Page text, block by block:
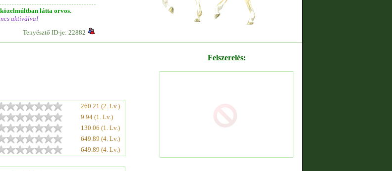
közelmúltban látta orvos.
aktiválva!
Tenyésztő ID-je: 22882
260.21 (2. Lv.)
9.94 (1. Lv.)
130.06 (1. Lv.)
649.89 (4. Lv.)
649.89 (4. Lv.)
Felszerelés: